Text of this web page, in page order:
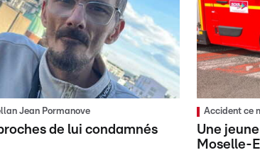
Jean Pormanove
de lui condamnés
Accident ce
Une
Moselle-